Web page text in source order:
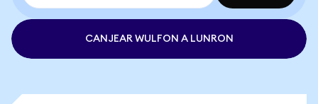
CANJEAR WULFON A LUNRON